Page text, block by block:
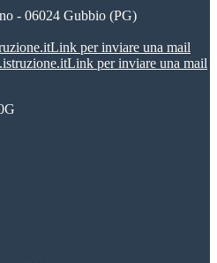
- 06024 Gubbio (PG)
Link per inviare una mail
Link per inviare una mail